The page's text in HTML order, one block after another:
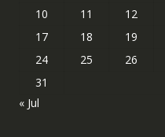
10
11 12
17
18 19
24
25 26
31
« Jul